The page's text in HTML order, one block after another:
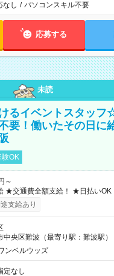
なし / パソコンスキル不要
応募する
未読
るイベントスタッフ
要！働いたその日に
験OK
～
┗
に現金GET♪ お仕事後はコンビ
支給あり
中央区難波（最寄り駅：難波駅）
ンベルウッズ
定なし